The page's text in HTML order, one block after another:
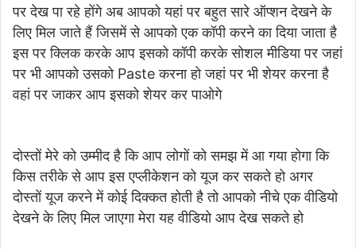
पर देख पा रहे होंगे अब आपको यहां पर बहुत सारे ऑप्शन देखने के
लिए मिल जाते हैं जिसमें से आपको एक कॉपी करने का दिया जाता है
इस पर क्लिक करके आप इसको कॉपी करके सोशल मीडिया पर जहां
पर भी आपको उसको Paste करना हो जहां पर भी शेयर करना है
वहां पर जाकर आप इसको शेयर कर पाओगे
दोस्तों मेरे को उम्मीद है कि आप लोगों को समझ में आ गया होगा कि
किस तरीके से आप इस एप्लीकेशन को यूज कर सकते हो अगर
दोस्तों यूज करने में कोई दिक्कत होती है तो आपको नीचे एक वीडियो
देखने के लिए मिल जाएगा मेरा यह वीडियो आप देख सकते हो